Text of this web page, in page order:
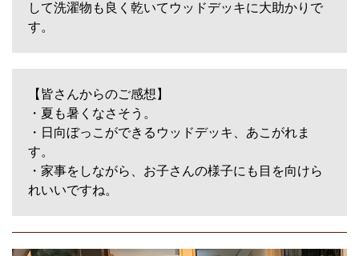
して洗濯物も良く乾いてウッドデッキに大助かりで
す。
【皆さんからのご感想】
・夏も暑くなさそう。
・日向ぼっこができるウッドデッキ、あこがれま
す。
・家事をしながら、お子さんの様子にも目を向けら
れいいですね。